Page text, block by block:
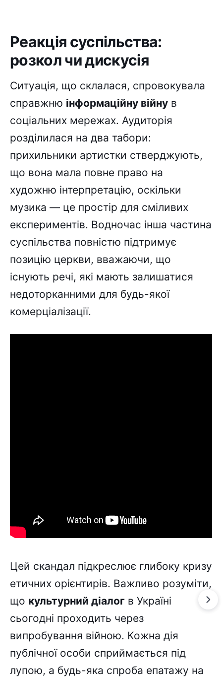
Реакція суспільства:
розкол чи дискусія
Ситуація, що склалася, спровокувала
справжню інформаційну війну в
соціальних мережах. Аудиторія
розділилася на два табори:
прихильники артистки стверджують,
що вона мала повне право на
художню інтерпретацію, оскільки
музика — це простір для сміливих
експериментів. Водночас інша частина
суспільства повністю підтримує
позицію церкви, вважаючи, що
існують речі, які мають залишатися
недоторканними для будь-якої
комерціалізації.
Цей скандал підкреслює глибоку кризу
етичних орієнтирів. Важливо розуміти,
що культурний діалог в Україні
сьогодні проходить через
випробування війною. Кожна дія
публічної особи сприймається під
лупою, а будь-яка спроба епатажу на